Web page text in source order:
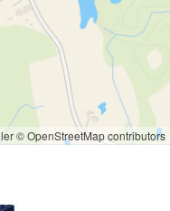
© OpenStreetMap contributors